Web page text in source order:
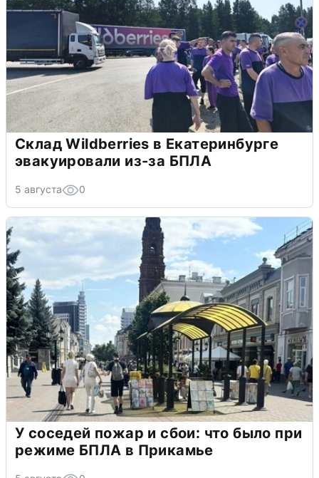
Склад Wildberries в Екатеринбурге
эвакуировали из-за БПЛА
5 августа 0
У соседей пожар и сбои: что было при
режиме БПЛА в Прикамье